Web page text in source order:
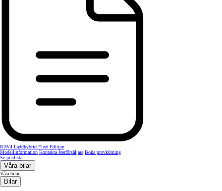
RAV4 Laddhybrid Fleet Edition
Modellinformation Kontakta återförsäljare Boka provkörning
Se prislista
Våra bilar
Våra bilar
Bilar